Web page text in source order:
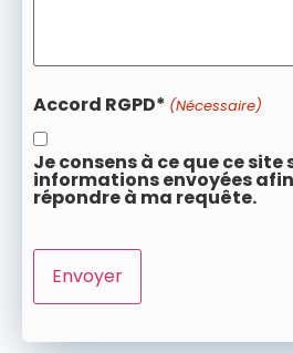
Accord RGPD* (Nécessaire)
Je consens à ce que ce site
informations envoyées
répondre à ma requête.